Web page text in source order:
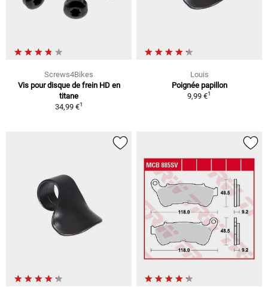
Screws4Bikes
Vis pour disque de frein HD en
titane
34,99 €1
Louis
Poignée papillon
9,99 €1